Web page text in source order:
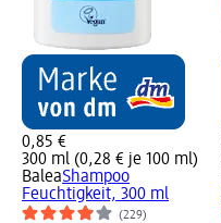
0,85 €
300 ml (0,28 € je 100 ml)
BaleaShampoo
Feuchtigkeit, 300 ml
(229)